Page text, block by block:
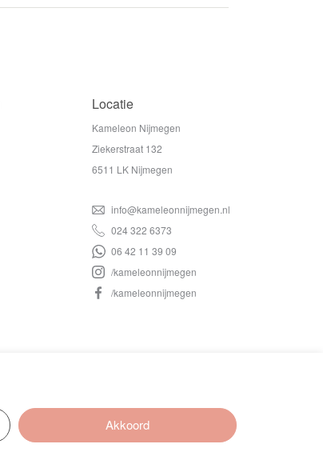
Locatie
Kameleon Nijmegen
Ziekerstraat 132
6511 LK Nijmegen
info@kameleonnijmegen.nl
024 322 6373
06 42 11 39 09
/kameleonnijmegen
/kameleonnijmegen